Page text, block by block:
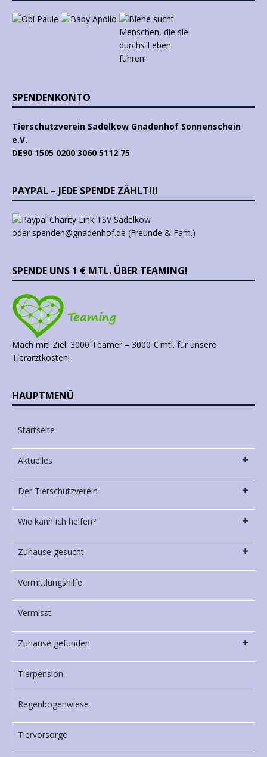
SPENDENKONTO
Tierschutzverein Sadelkow Gnadenhof Sonnenschein
e.V.
DE90 1505 0200 3060 5112 75
PAYPAL – JEDE SPENDE ZÄHLT!!!
oder spenden@gnadenhof.de (Freunde & Fam.)
SPENDE UNS 1 € MTL. ÜBER TEAMING!
Mach mit! Ziel: 3000 Teamer = 3000 € mtl. für unsere
Tierarztkosten!
HAUPTMENÜ
Startseite
Aktuelles
Der Tierschutzverein
Wie kann ich helfen?
Zuhause gesucht
Vermittlungshilfe
Vermisst
Zuhause gefunden
Tierpension
Regenbogenwiese
Tiervorsorge